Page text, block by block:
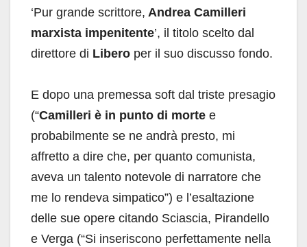
‘Pur grande scrittore, Andrea Camilleri
marxista impenitente’, il titolo scelto dal
direttore di Libero per il suo discusso fondo.
E dopo una premessa soft dal triste presagio
(“Camilleri è in punto di morte e
probabilmente se ne andrà presto, mi
affretto a dire che, per quanto comunista,
aveva un talento notevole di narratore che
me lo rendeva simpatico”) e l’esaltazione
delle sue opere citando Sciascia, Pirandello
e Verga (“Si inseriscono perfettamente nella